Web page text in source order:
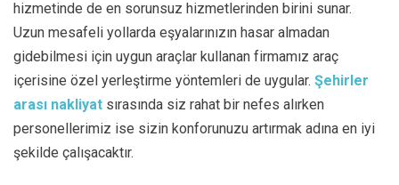
hizmetinde de en sorunsuz hizmetlerinden birini sunar.
Uzun mesafeli yollarda eşyalarınızın hasar almadan
gidebilmesi için uygun araçlar kullanan firmamız araç
içerisine özel yerleştirme yöntemleri de uygular. Şehirler
arası nakliyat sırasında siz rahat bir nefes alırken
personellerimiz ise sizin konforunuzu artırmak adına en iyi
şekilde çalışacaktır.